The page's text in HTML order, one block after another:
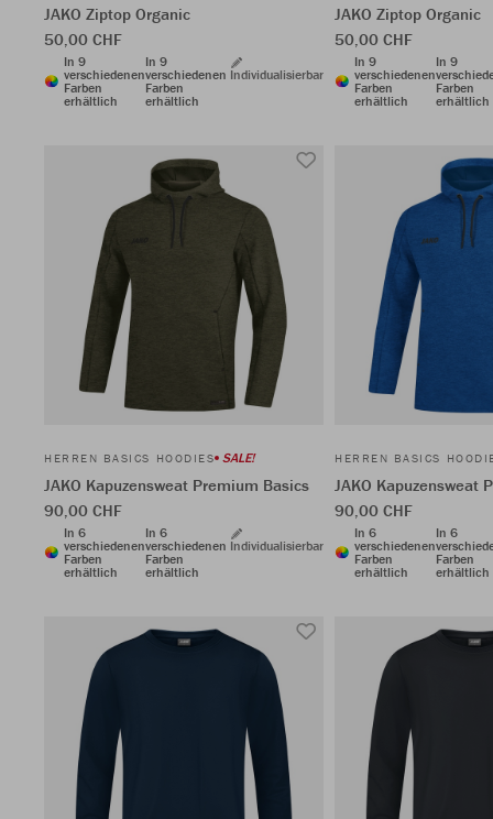
JAKO Ziptop Organic
50,00 CHF
In 9
verschiedenen
Farben
erhältlich
In 9
verschiedenen
Farben
erhältlich
Individualisierbar
JAKO Ziptop Organic
50,00 CHF
In 9
verschiedenen
Farben
erhältlich
In 9
Farben
erhältlich
HERREN BASICS HOODIES SALE!
JAKO Kapuzensweat Premium Basics
90,00 CHF
In 6
verschiedenen
Farben
erhältlich
In 6
verschiedenen
Farben
erhältlich
Individualisierbar
HERREN BASICS
JAKO Kapuzensweat
90,00 CHF
In 6
verschiedenen
Farben
erhältlich
In 6
Farben
erhältlich